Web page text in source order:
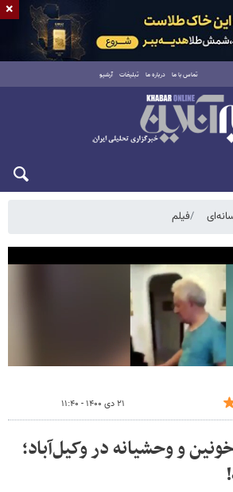
تماس با ما درباره ما تبلیغات آرشیو
۱۴۰۵
فیلم
۲۱ دی ۱۴۰۰ - ۱۱:۴۰
و وحشیانه در وکیل‌آباد؛
×